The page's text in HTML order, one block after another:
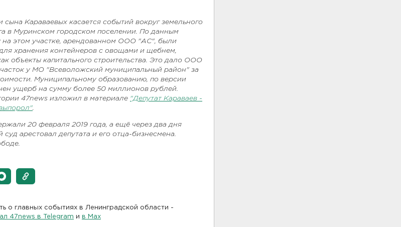
сына Караваевых касается событий вокруг земельного
в Муринском городском поселении. По данным
на этом участке, арендованном ООО "АС", были
хранения контейнеров с овощами и щебнем,
объекты капитального строительства. Это дало ООО
у МО "Всеволожский муниципальный район" за
Муниципальному образованию, по версии
ущерб на сумму более 50 миллионов рублей.
47news изложил в материале "Депутат Караваев -
20 февраля 2019 года, а ещё через два дня
арестовал депутата и его отца-бизнесмена.
о главных событиях в Ленинградской области -
47news в Telegram и в Maх